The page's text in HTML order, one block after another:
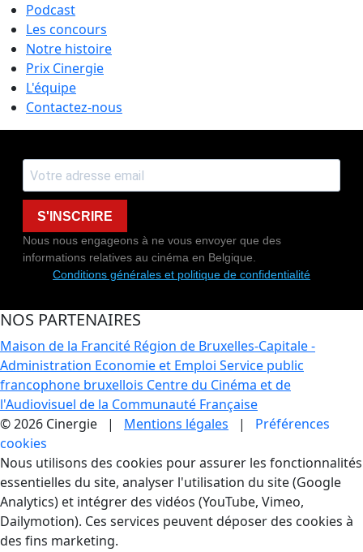
Podcast
Les concours
Notre histoire
Prix Cinergie
L'équipe
Contactez-nous
S'INSCRIRE
Nous nous engageons à ne vous envoyer que des
informations relatives au cinéma en Belgique.
Conditions générales et politique de confidentialité
NOS PARTENAIRES
Maison de la Francité Région de Bruxelles-Capitale -
Administration Economie et Emploi Service public
francophone bruxellois Centre du Cinéma et de
l'Audiovisuel de la Communauté Française
© 2026 Cinergie | Mentions légales | Préférences
cookies
Gestion des Cookies
Nous utilisons des cookies pour assurer les fonctionnalités
essentielles du site, analyser l'utilisation du site (Google
Analytics) et intégrer des vidéos (YouTube, Vimeo,
Dailymotion). Ces services peuvent déposer des cookies à
des fins marketing.